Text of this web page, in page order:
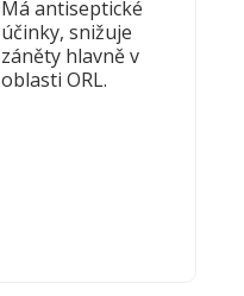
Má antiseptické
účinky, snižuje
záněty hlavně v
oblasti ORL.